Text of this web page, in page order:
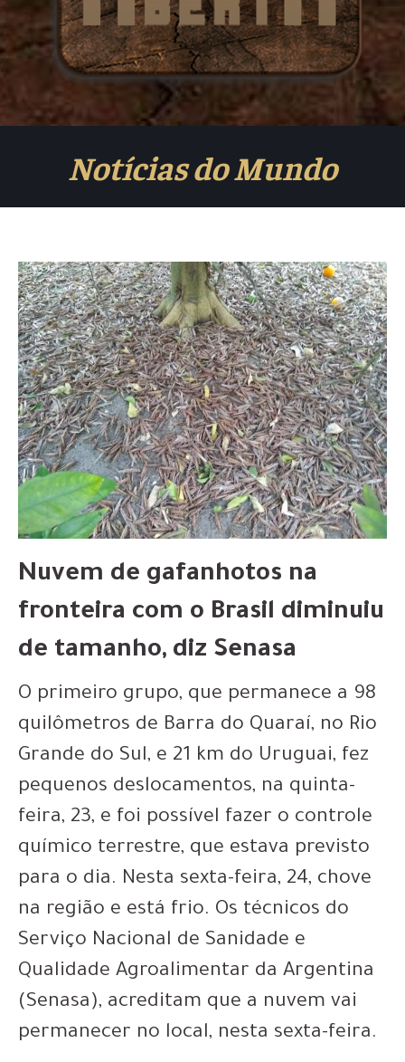
Notícias do Mundo
Nuvem de gafanhotos na
fronteira com o Brasil diminuiu
de tamanho, diz Senasa
O primeiro grupo, que permanece a 98
quilômetros de Barra do Quaraí, no Rio
Grande do Sul, e 21 km do Uruguai, fez
pequenos deslocamentos, na quinta-
feira, 23, e foi possível fazer o controle
químico terrestre, que estava previsto
para o dia. Nesta sexta-feira, 24, chove
na região e está frio. Os técnicos do
Serviço Nacional de Sanidade e
Qualidade Agroalimentar da Argentina
(Senasa), acreditam que a nuvem vai
permanecer no local, nesta sexta-feira.